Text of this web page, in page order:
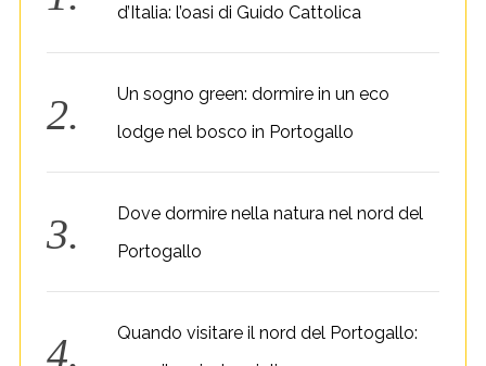
d’Italia: l’oasi di Guido Cattolica
Un sogno green: dormire in un eco
lodge nel bosco in Portogallo
Dove dormire nella natura nel nord del
Portogallo
Quando visitare il nord del Portogallo: